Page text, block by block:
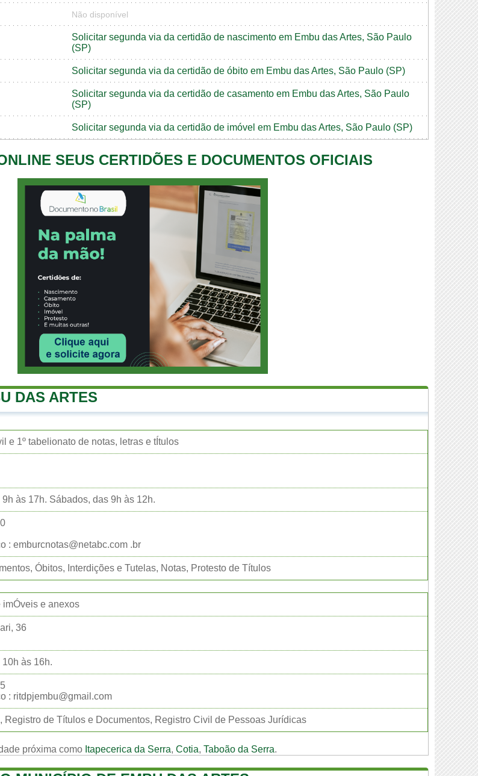
Não disponível
Solicitar segunda via da certidão de nascimento em Embu das Artes, São Paulo
(SP)
Solicitar segunda via da certidão de óbito em Embu das Artes, São Paulo (SP)
Solicitar segunda via da certidão de casamento em Embu das Artes, São Paulo
(SP)
Solicitar segunda via da certidão de imóvel em Embu das Artes, São Paulo (SP)
SEUS CERTIDÕES E DOCUMENTOS OFICIAIS
DAS ARTES
e 1º tabelionato de notas, letras e tÍtulos
9h às 17h. Sábados, das 9h às 12h.
: emburcnotas@netabc.com .br
Óbitos, Interdições e Tutelas, Notas, Protesto de Títulos
imÓveis e anexos
36
10h às 16h.
: ritdpjembu@gmail.com
Registro de Títulos e Documentos, Registro Civil de Pessoas Jurídicas
próxima como Itapecerica da Serra, Cotia, Taboão da Serra.